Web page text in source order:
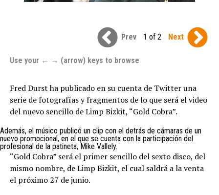
Prev 1 of 2 Next
Use your ← → (arrow) keys to browse
Fred Durst ha publicado en su cuenta de Twitter una
serie de fotografías y fragmentos de lo que será el video
del nuevo sencillo de Limp Bizkit, “Gold Cobra”.
Además, el músico publicó un clip con el detrás de cámaras de un
nuevo promocional, en el que se cuenta con la participación del
profesional de la patineta, Mike Vallely.
“Gold Cobra” será el primer sencillo del sexto disco, del
mismo nombre, de Limp Bizkit, el cual saldrá a la venta
el próximo 27 de junio.